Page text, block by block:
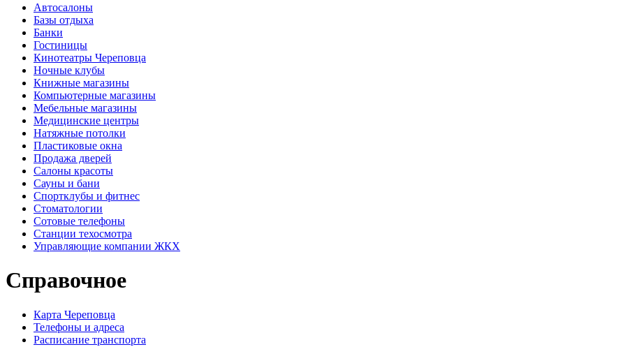
Автосалоны
Базы отдыха
Банки
Гостиницы
Кинотеатры Череповца
Ночные клубы
Книжные магазины
Компьютерные магазины
Мебельные магазины
Медицинские центры
Натяжные потолки
Пластиковые окна
Продажа дверей
Салоны красоты
Сауны и бани
Спортклубы и фитнес
Стоматологии
Сотовые телефоны
Станции техосмотра
Управляющие компании ЖКХ
Справочное
Карта Череповца
Телефоны и адреса
Расписание транспорта